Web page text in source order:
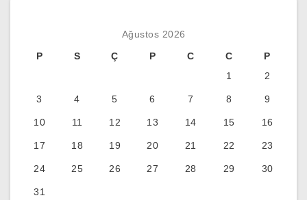
Ağustos 2026
P
S Ç P C C
P
1
2
3 4 5 6 7 8 9
10 11 12 13 14 15 16
17 18 19 20 21 22 23
24 25 26 27 28 29 30
31